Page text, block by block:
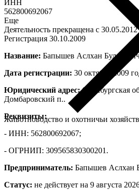
Животноводство и охотничьи
ИНН
562800692067
Еще
Деятельность прекращена c 30.05.2012
Регистрация 30.10.2009
Название: Бапышев Аслхан
Дата регистрации: 30 октября 2009
Юридический адрес:Оренбургская
Домбаровский п..
Реквизиты:
- ИНН: 562800692067;
- ОГРНИП: 309565830300201.
Предприниматель: Бапышев Аслхан
Статус: не действует на 9 августа